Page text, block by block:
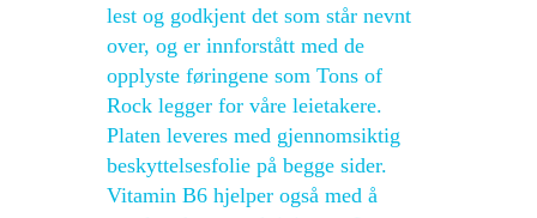
lest og godkjent det som står nevnt
over, og er innforstått med de
opplyste føringene som Tons of
Rock legger for våre leietakere.
Platen leveres med gjennomsiktig
beskyttelsesfolie på begge sider.
Vitamin B6 hjelper også med å